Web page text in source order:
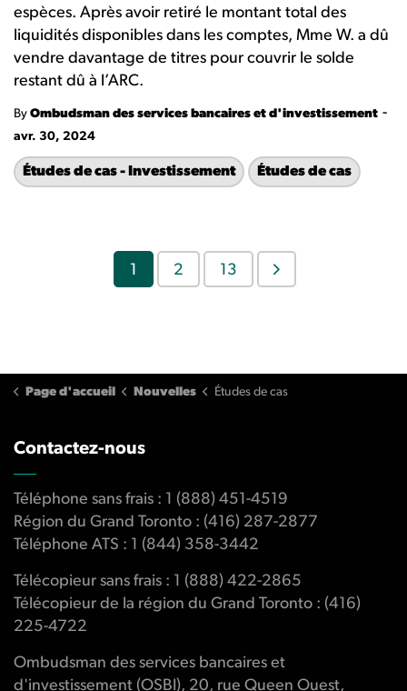
espèces. Après avoir retiré le montant total des
liquidités disponibles dans les comptes, Mme W. a dû
vendre davantage de titres pour couvrir le solde
restant dû à l’ARC.
By Ombudsman des services bancaires et d'investissement -
avr. 30, 2024
Études de cas - Investissement Études de cas
1 2 13
Page d'accueil Nouvelles Études de cas
Contactez-nous
Téléphone sans frais : 1 (888) 451-4519
Région du Grand Toronto : (416) 287-2877
Téléphone ATS : 1 (844) 358-3442
Télécopieur sans frais : 1 (888) 422-2865
Télécopieur de la région du Grand Toronto : (416)
225-4722
Ombudsman des services bancaires et
d'investissement (OSBI), 20, rue Queen Ouest,